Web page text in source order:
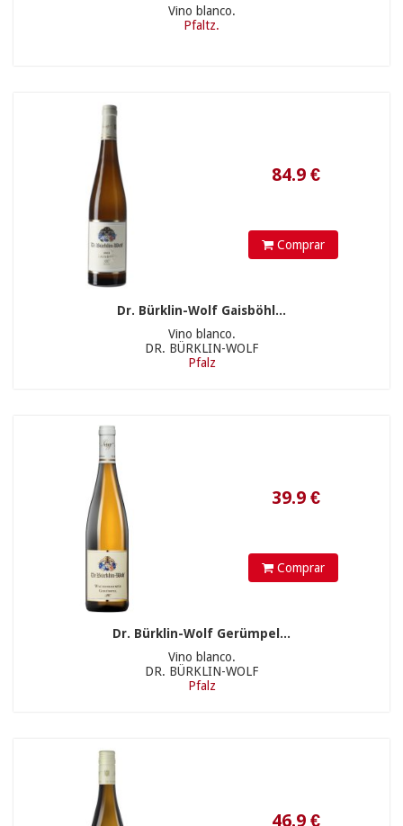
Vino blanco.
Pfaltz.
Comprar
Dr. Bürklin-Wolf Gaisböhl...
Vino blanco.
DR. BÜRKLIN-WOLF
Pfalz
Comprar
Dr. Bürklin-Wolf Gerümpel...
Vino blanco.
DR. BÜRKLIN-WOLF
Pfalz
21.9€